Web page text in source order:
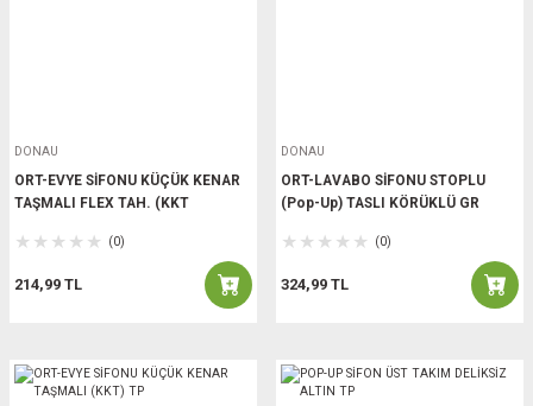
DONAU
ORT-EVYE SİFONU KÜÇÜK KENAR
TAŞMALI FLEX TAH. (KKT
(0)
214,99 TL
DONAU
ORT-LAVABO SİFONU STOPLU
(Pop-Up) TASLI KÖRÜKLÜ GR
(0)
324,99 TL